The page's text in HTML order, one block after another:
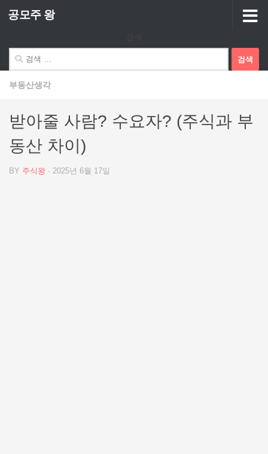
Skip to content
공모주 왕
색:
부동산생각
받아줄 사람? 수요자? (주식과 부
동산 차이)
BY 주식왕 · 2025년 6월 17일